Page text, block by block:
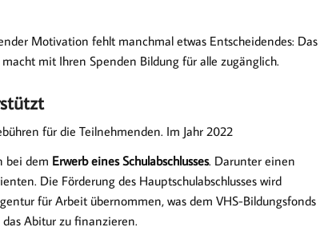
Motivation fehlt manchmal etwas Entscheidendes: Das
mit Ihren Spenden Bildung für alle zugänglich.
für die Teilnehmenden. Im Jahr 2022
bei dem Erwerb eines Schulabschlusses. Darunter einen
Die Förderung des Hauptschulabschlusses wird
für Arbeit übernommen, was dem VHS-Bildungsfonds
das Abitur zu finanzieren.